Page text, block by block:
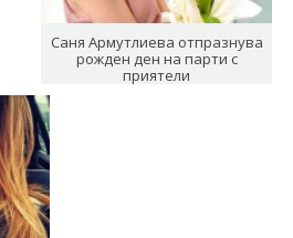
Саня Армутлиева отпразнува
рожден ден на парти с
приятели